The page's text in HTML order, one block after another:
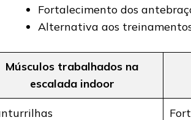
Fortalecimento dos
Alternativa aos
Músculos trabalhados na
escalada indoor